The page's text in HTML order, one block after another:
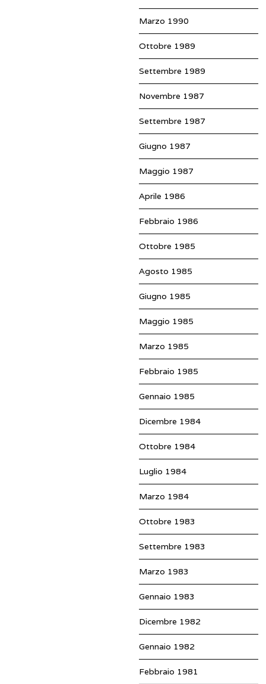
Marzo 1990
Ottobre 1989
Settembre 1989
Novembre 1987
Settembre 1987
Giugno 1987
Maggio 1987
Aprile 1986
Febbraio 1986
Ottobre 1985
Agosto 1985
Giugno 1985
Maggio 1985
Marzo 1985
Febbraio 1985
Gennaio 1985
Dicembre 1984
Ottobre 1984
Luglio 1984
Marzo 1984
Ottobre 1983
Settembre 1983
Marzo 1983
Gennaio 1983
Dicembre 1982
Gennaio 1982
Febbraio 1981